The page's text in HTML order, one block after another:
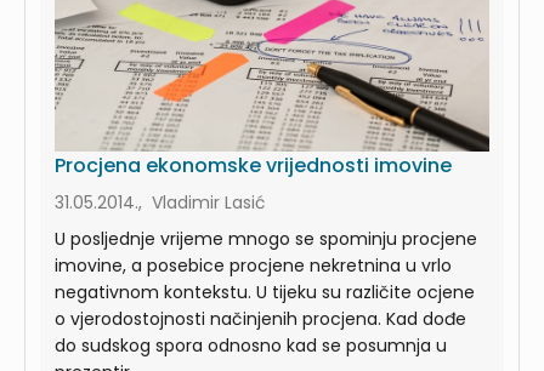
Procjena ekonomske vrijednosti imovine
31.05.2014., Vladimir Lasić
U posljednje vrijeme mnogo se spominju procjene
imovine, a posebice procjene nekretnina u vrlo
negativnom kontekstu. U tijeku su različite ocjene
o vjerodostojnosti načinjenih procjena. Kad dođe
do sudskog spora odnosno kad se posumnja u